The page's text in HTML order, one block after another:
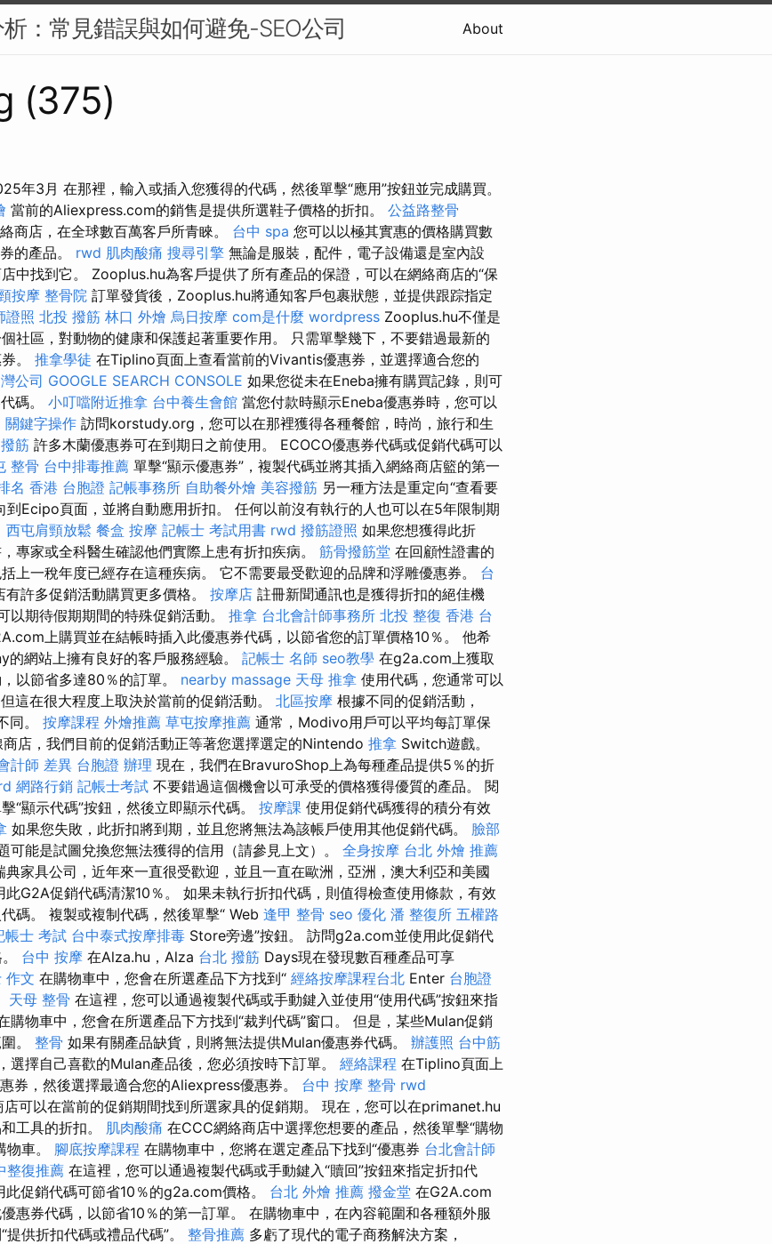
：常見錯誤與如何避免-SEO公司 About
(375)
年3月 在那裡，輸入或插入您獲得的代碼，然後單擊“應用”按鈕並完成購買。
當前的Aliexpress.com的銷售是提供所選鞋子價格的折扣。 公益路整骨
商店，在全球數百萬客戶所青睞。 台中 spa 您可以以極其實惠的價格購買數
的產品。 rwd 肌肉酸痛 搜尋引擎 無論是服裝，配件，電子設備還是室內設
中找到它。 Zooplus.hu為客戶提供了所有產品的保證，可以在網絡商店的“保
按摩 整骨院 訂單發貨後，Zooplus.hu將通知客戶包裹狀態，並提供跟踪指定
證照 北投 撥筋 林口 外燴 烏日按摩 com是什麼 wordpress Zooplus.hu不僅是
社區，對動物的健康和保護起著重要作用。 只需單擊幾下，不要錯過最新的
。 推拿學徒 在Tiplino頁面上查看當前的Vivantis優惠券，並選擇適合您的
公司 GOOGLE SEARCH CONSOLE 如果您從未在Eneba擁有購買記錄，則可
碼。 小叮噹附近推拿 台中養生會館 當您付款時顯示Eneba優惠券時，您可以
關鍵字操作 訪問korstudy.org，您可以在那裡獲得各種餐館，時尚，旅行和生
筋 許多木蘭優惠券可在到期日之前使用。 ECOCO優惠券代碼或促銷代碼可以
整骨 台中排毒推薦 單擊“顯示優惠券”，複製代碼並將其插入網絡商店籃的第一
名 香港 台胞證 記帳事務所 自助餐外燴 美容撥筋 另一種方法是重定向“查看要
到Ecipo頁面，並將自動應用折扣。 任何以前沒有執行的人也可以在5年限制期
西屯肩頸放鬆 餐盒 按摩 記帳士 考試用書 rwd 撥筋證照 如果您想獲得此折
專家或全科醫生確認他們實際上患有折扣疾病。 筋骨撥筋堂 在回顧性證書的
上一稅年度已經存在這種疾病。 它不需要最受歡迎的品牌和浮雕優惠券。 台
有許多促銷活動購買更多價格。 按摩店 註冊新聞通訊也是獲得折扣的絕佳機
以期待假期期間的特殊促銷活動。 推拿 台北會計師事務所 北投 整復 香港 台
上購買並在結帳時插入此優惠券代碼，以節省您的訂單價格10％。 他希
網站上擁有良好的客戶服務經驗。 記帳士 名師 seo教學 在g2a.com上獲取
以節省多達80％的訂單。 nearby massage 天母 推拿 使用代碼，您通常可以
這在很大程度上取決於當前的促銷活動。 北區按摩 根據不同的促銷活動，
同。 按摩課程 外燴推薦 草屯按摩推薦 通常，Modivo用戶可以平均每訂單保
店，我們目前的促銷活動正等著您選擇選定的Nintendo 推拿 Switch遊戲。
計師 差異 台胞證 辦理 現在，我們在BravuroShop上為每種產品提供5％的折
網路行銷 記帳士考試 不要錯過這個機會以可承受的價格獲得優質的產品。 閱
“顯示代碼”按鈕，然後立即顯示代碼。 按摩課 使用促銷代碼獲得的積分有效
如果您失敗，此折扣將到期，並且您將無法為該帳戶使用其他促銷代碼。 臉部
可能是試圖兌換您無法獲得的信用（請參見上文）。 全身按摩 台北 外燴 推薦
典家具公司，近年來一直很受歡迎，並且一直在歐洲，亞洲，澳大利亞和美國
G2A促銷代碼清潔10％。 如果未執行折扣代碼，則值得檢查使用條款，有效
碼。 複製或複制代碼，然後單擊“ Web 逢甲 整骨 seo 優化 潘 整復所 五權路
帳士 考試 台中泰式按摩排毒 Store旁邊”按鈕。 訪問g2a.com並使用此促銷代
台中 按摩 在Alza.hu，Alza 台北 撥筋 Days現在發現數百種產品可享
作文 在購物車中，您會在所選產品下方找到“ 經絡按摩課程台北 Enter 台胞證
天母 整骨 在這裡，您可以通過複製代碼或手動鍵入並使用“使用代碼”按鈕來指
購物車中，您會在所選產品下方找到“裁判代碼”窗口。 但是，某些Mulan促銷
。 整骨 如果有關產品缺貨，則將無法提供Mulan優惠券代碼。 辦護照 台中筋
選擇自己喜歡的Mulan產品後，您必須按時下訂單。 經絡課程 在Tiplino頁面上
券，然後選擇最適合您的Aliexpress優惠券。 台中 按摩 整骨 rwd
可以在當前的促銷期間找到所選家具的促銷期。 現在，您可以在primanet.hu
工具的折扣。
肌肉酸痛 在CCC網絡商店中選擇您想要的產品，然後單擊“購物
物車。 腳底按摩課程 在購物車中，您將在選定產品下找到“優惠券 台北會計師
整復推薦 在這裡，您可以通過複製代碼或手動鍵入“贖回”按鈕來指定折扣代
此促銷代碼可節省10％的g2a.com價格。 台北 外燴 推薦 撥金堂 在G2A.com
惠券代碼，以節省10％的第一訂單。 在購物車中，在內容範圍和各種額外服
供折扣代碼或禮品代碼”。 整骨推薦 多虧了現代的電子商務解決方案，